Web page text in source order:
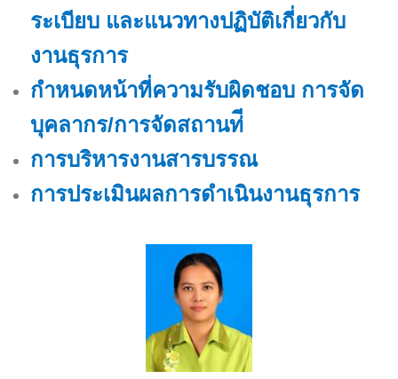
ระเบียบ และแนวทางปฏิบัติเกี่ยวกับ
งานธุรการ
กำหนดหน้าที่ความรับผิดชอบ การจัด
บุคลากร/การจัดสถานท่ี
การบริหารงานสารบรรณ
การประเมินผลการดำเนินงานธุรการ